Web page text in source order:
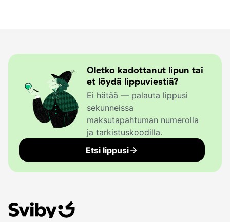
Oletko kadottanut lipun tai
et löydä lippuviestiä?
Ei hätää — palauta lippusi
sekunneissa
maksutapahtuman numerolla
ja tarkistuskoodilla.
Etsi lippusi